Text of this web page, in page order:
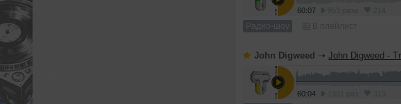
60:07
Радио-шоу В плейлист
John Digweed ➝John Digweed -
60:04